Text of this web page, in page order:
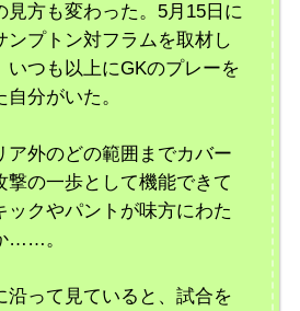
見方も変わった。5月15日に
ンプトン対フラムを取材し
いつも以上にGKのプレーを
分がいた。
ア外のどの範囲までカバー
撃の一歩として機能できて
ックやパントが味方にわた
……。
沿って見ていると、試合を